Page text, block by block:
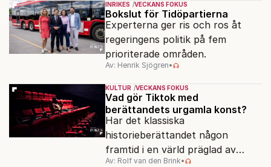
INRIKES VECKANS FOKUS
Bokslut för Tidöpartierna
Experterna ger ris och ros åt
regeringens politik på fem
prioriterade områden.
Av: Henrik Sjögren•
KULTUR VECKANS FOKUS
Vad gör Tiktok med
berättandets urgamla konst?
Har det klassiska
historieberättandet någon
framtid i en värld präglad av
underhållning, effektsökeri och
Av: Rolf van den Brink•